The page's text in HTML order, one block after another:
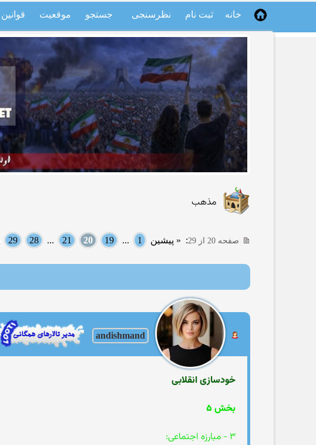
خانه ثبت نام نظرسنجی جستجو موقعیت قوانین
مذهب
صفحه 20 از 29 : « پیشین 1
...
19
20
21
...
28
29
andishmand
خودسازی انقلابی
بخش ۵
۳ - مبارزه اجتماعی: